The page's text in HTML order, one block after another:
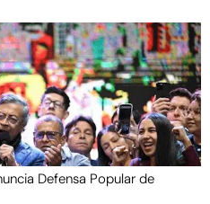
Defensa Popular de